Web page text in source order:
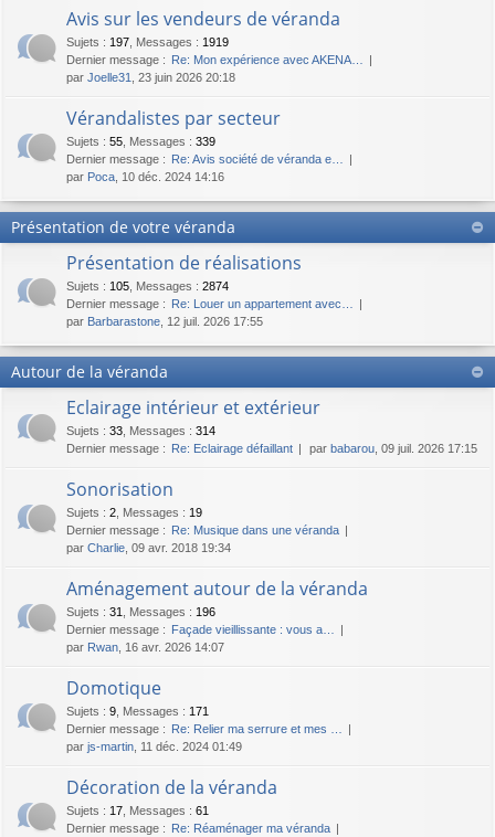
Avis sur les vendeurs de véranda
Sujets : 197 Messages : 1919
Dernier message : Re: Mon expérience avec AKENA…
par Joelle31 , 23 juin 2026 20:18
Vérandalistes par secteur
Sujets : 55 Messages : 339
Dernier message : Re: Avis société de véranda e…
par Poca , 10 déc. 2024 14:16
Présentation de votre véranda
Présentation de réalisations
Sujets : 105 Messages : 2874
Dernier message : Re: Louer un appartement avec…
par Barbarastone , 12 juil. 2026 17:55
Autour de la véranda
Eclairage intérieur et extérieur
Sujets : 33 Messages : 314
Dernier message : Re: Eclairage défaillant par babarou , 09 juil. 2026 17:15
Sonorisation
Sujets : 2 Messages : 19
Dernier message : Re: Musique dans une véranda
par Charlie , 09 avr. 2018 19:34
Aménagement autour de la véranda
Sujets : 31 Messages : 196
Dernier message : Façade vieillissante : vous a…
par Rwan , 16 avr. 2026 14:07
Domotique
Sujets : 9 Messages : 171
Dernier message : Re: Relier ma serrure et mes …
par js-martin , 11 déc. 2024 01:49
Décoration de la véranda
Sujets : 17 Messages : 61
Dernier message : Re: Réaménager ma véranda